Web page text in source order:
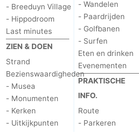
- Breeduyn Village
- Hippodroom
Last minutes
ZIEN & DOEN
Strand
Bezienswaardigheden
- Musea
- Monumenten
- Kerken
- Uitkijkpunten
- Wandelen
- Paardrijden
- Golfbanen
- Surfen
Eten en drinken
Evenementen
PRAKTISCHE
INFO.
Route
- Parkeren